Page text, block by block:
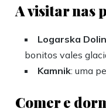
A visitar nas
Logarska
bonitos vales
Kamnik: uma
Comer e